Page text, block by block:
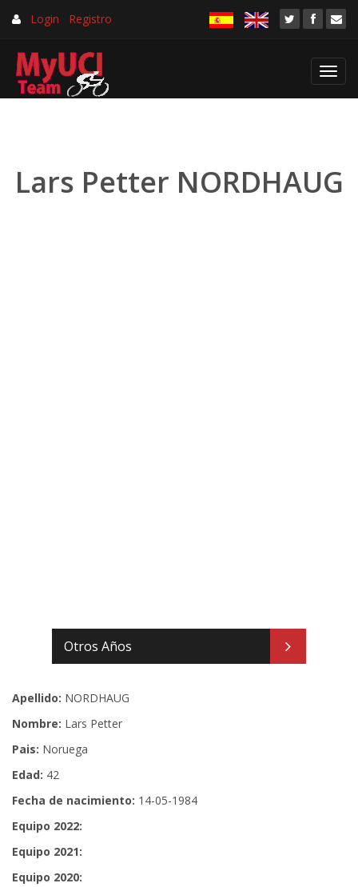
Login Registro
Lars Petter NORDHAUG
Otros Años
Apellido: NORDHAUG
Nombre: Lars Petter
Pais: Noruega
Edad: 42
Fecha de nacimiento: 14-05-1984
Equipo 2022:
Equipo 2021:
Equipo 2020: